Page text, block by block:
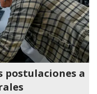
postulaciones a